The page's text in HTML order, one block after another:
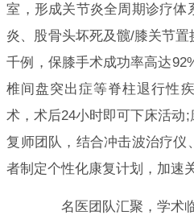
室，形成关节炎全周期诊疗体
炎、股骨头坏死及髋/膝关节
千例，保膝手术成功率高达
椎间盘突出症等脊柱退行性
术，术后24小时即可下床活动
复师团队，结合冲击波治疗仪
者制定个性化康复计划，加速
名医团队汇聚，学术